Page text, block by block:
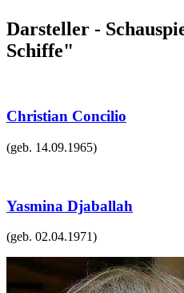
Darsteller -
Schiffe"
Christian Concilio
(geb. 14.09.1965)
Yasmina Djaballah
(geb. 02.04.1971)